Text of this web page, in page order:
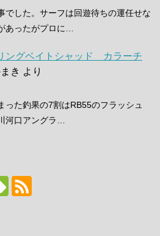
でした。サーフは回遊待ちの運任せな
あったがプロに…
ングベイトシャッド カラーチ
き より
った釣果の7割はRB55のフラッシュ
河口アングラ…